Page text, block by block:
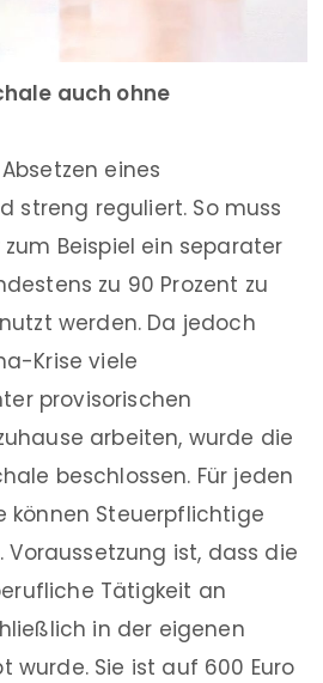
auch ohne
eines
streng reguliert. So muss
Beispiel ein separater
zu 90 Prozent zu
werden. Da jedoch
Krise viele
provisorischen
arbeiten, wurde die
beschlossen. Für jeden
können Steuerpflichtige
Voraussetzung ist, dass die
Tätigkeit an
in der eigenen
wurde. Sie ist auf 600 Euro